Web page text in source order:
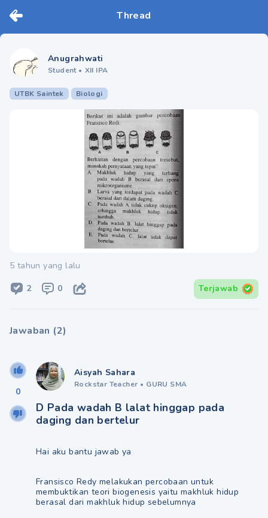
Thread
Anugrahwati
Student • XII IPA
UTBK Saintek Biologi
5 tahun yang lalu
2 0 Terjawab
Jawaban (2)
0
Aisyah Sahara
Rockstar Teacher • GURU SMA
D Pada wadah B lalat hinggap pada
daging dan bertelur
Hai aku bantu jawab ya
Fransisco Redy melakukan percobaan untuk
membuktikan teori biogenesis yaitu makhluk hidup
berasal dari makhluk hidup sebelumnya